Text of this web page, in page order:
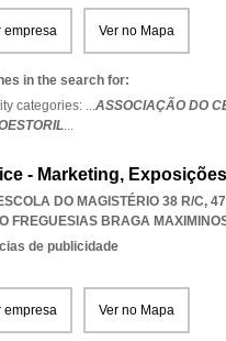
empresa Ver no Mapa
in the search for:
categories: ...ASSOCIAÇÃO DO
...
- Marketing,
DO MAGISTÉRIO 38 R/C,
FREGUESIAS BRAGA
de publicidade
empresa Ver no Mapa